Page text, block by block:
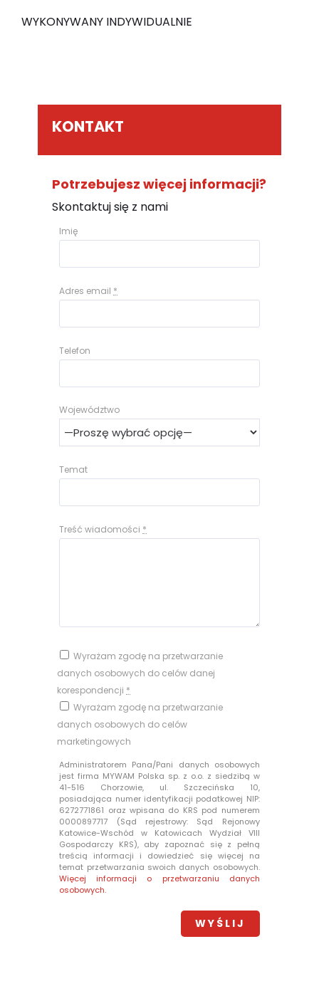
WYKONYWANY INDYWIDUALNIE
KONTAKT
Potrzebujesz więcej informacji?
Skontaktuj się z nami
Imię
Adres email *
Telefon
Województwo
Temat
Treść wiadomości *
Wyrażam zgodę na przetwarzanie
danych osobowych do celów danej
korespondencji *
Wyrażam zgodę na przetwarzanie
danych osobowych do celów
marketingowych
Administratorem Pana/Pani danych osobowych
jest firma MYWAM Polska sp. z o.o. z siedzibą w
41-516 Chorzowie, ul. Szczecińska 10,
posiadająca numer identyfikacji podatkowej NIP:
6272771861 oraz wpisana do KRS pod numerem
0000897717 (Sąd rejestrowy: Sąd Rejonowy
Katowice-Wschód w Katowicach Wydział VIII
Gospodarczy KRS), aby zapoznać się z pełną
treścią informacji i dowiedzieć się więcej na
temat przetwarzania swoich danych osobowych.
Więcej informacji o przetwarzaniu danych
osobowych.